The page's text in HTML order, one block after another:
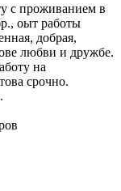
с проживанием в
оыт работы
добрая,
любви и дружбе.
на
срочно.